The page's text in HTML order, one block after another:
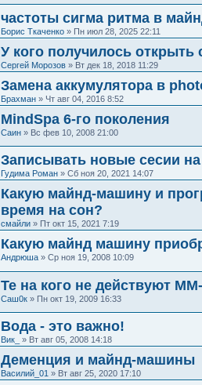
частоты сигма ритма в
Борис Ткаченко » Пн июл 28, 2025 22:11
У кого получилось открыть
Сергей Морозов » Вт дек 18, 2018 11:29
Замена аккумулятора в
Брахман » Чт авг 04, 2016 8:52
MindSpa 6-го поколения
Саин » Вс фев 10, 2008 21:00
Записывать новые сесии
Гудима Роман » Сб ноя 20, 2021 14:07
Какую майнд-машину и
время на сон?
смайли » Пт окт 15, 2021 7:19
Какую майнд машину
Андрюша » Ср ноя 19, 2008 10:09
Те на кого не действуют
Саш0к » Пн окт 19, 2009 16:33
Вода - это важно!
Вик_ » Вт авг 05, 2008 14:18
Деменция и майнд-машины
Василий_01 » Вт авг 25, 2020 17:10